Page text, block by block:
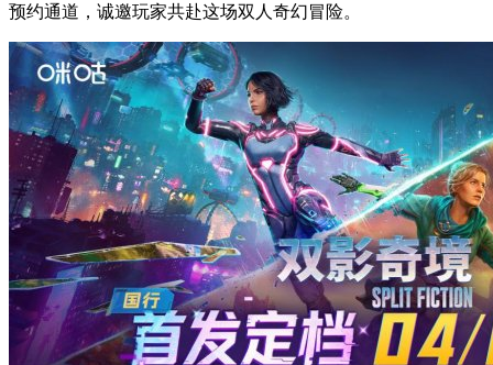
预约通道，诚邀玩家共赴这场双人奇幻冒险。